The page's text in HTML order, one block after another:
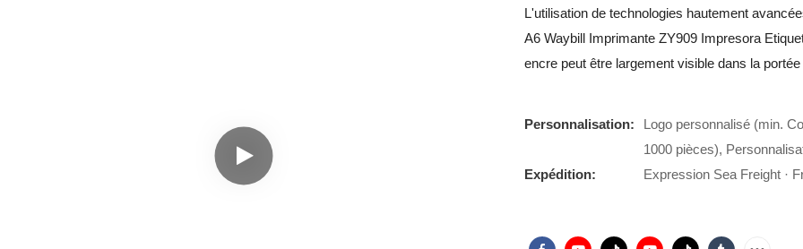
L'utilisation de technologies hautement
A6 Waybill Imprimante ZY909 Impresora
encre peut être largement visible dans la
Personnalisation:
Logo personnalisé (min.
1000 pièces),
Expédition:
Expression Sea Freight ·